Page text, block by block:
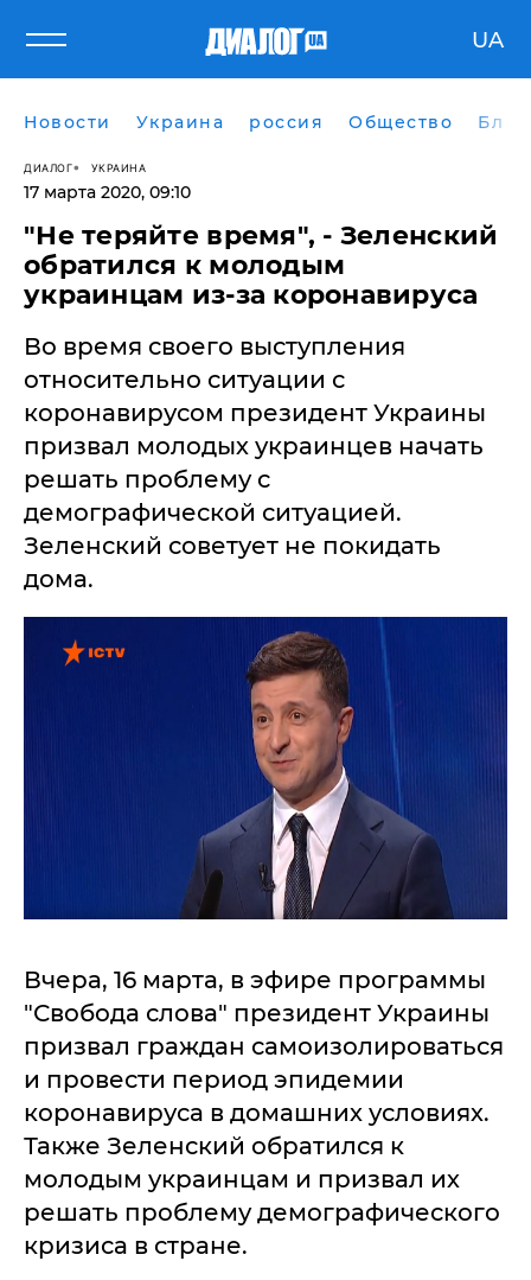
UA
Новости Украина россия Общество
ДИАЛОГ УКРАИНА
17 марта 2020, 09:10
"Не теряйте время", - Зеленский
обратился к молодым
украинцам из-за коронавируса
Во время своего выступления
относительно ситуации с
коронавирусом президент Украины
призвал молодых украинцев начать
решать проблему с
демографической ситуацией.
Зеленский советует не покидать
дома.
Вчера, 16 марта, в эфире программы
"Свобода слова" президент Украины
призвал граждан самоизолироваться
и провести период эпидемии
коронавируса в домашних условиях.
Также Зеленский обратился к
молодым украинцам и призвал их
решать проблему демографического
кризиса в стране.